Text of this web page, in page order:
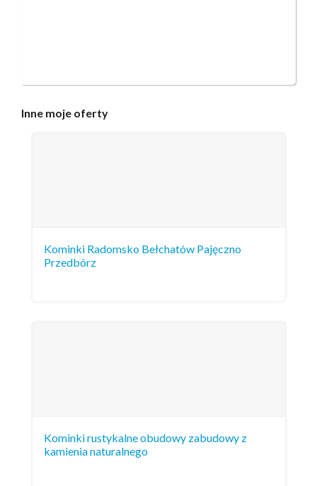
Inne moje oferty
Kominki Radomsko Bełchatów Pajęczno
Przedbórz
Kominki rustykalne obudowy zabudowy z
kamienia naturalnego